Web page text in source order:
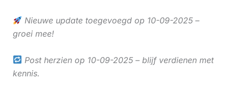
Nieuwe update toegevoegd op 10-09-2025 –
groei mee!
Post herzien op 10-09-2025 – blijf verdienen met
kennis.